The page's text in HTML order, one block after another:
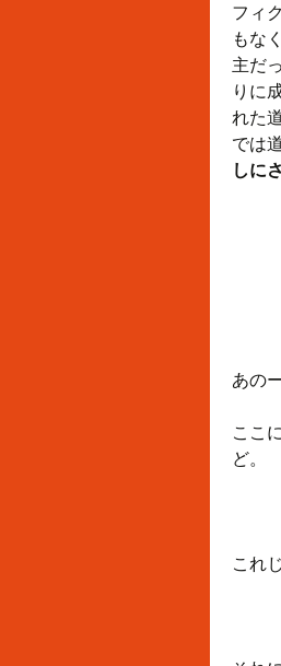
フィ
もな
主だ
りに
れた
では
しに
あの
ここ
ど。
これ